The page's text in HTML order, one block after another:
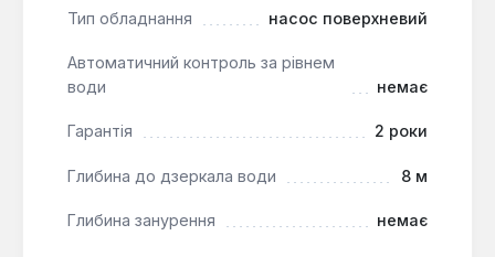
забезпечуючи стійкість до корозії та
гігієнічність.
Вал насоса з нержавіючої сталі:
Виготовлений з AISI 303, що гарантує міцність
Механічне ущільнення: Комбінація кераміки
та графіту забезпечує надійну герметизацію та
Алюмінієвий корпус двигуна: Забезпечує
Тип обладнання насос поверхневий
Автоматичний контроль за рівнем
води
немає
Гарантія 2 роки
Глибина до дзеркала води 8 м
Глибина занурення немає